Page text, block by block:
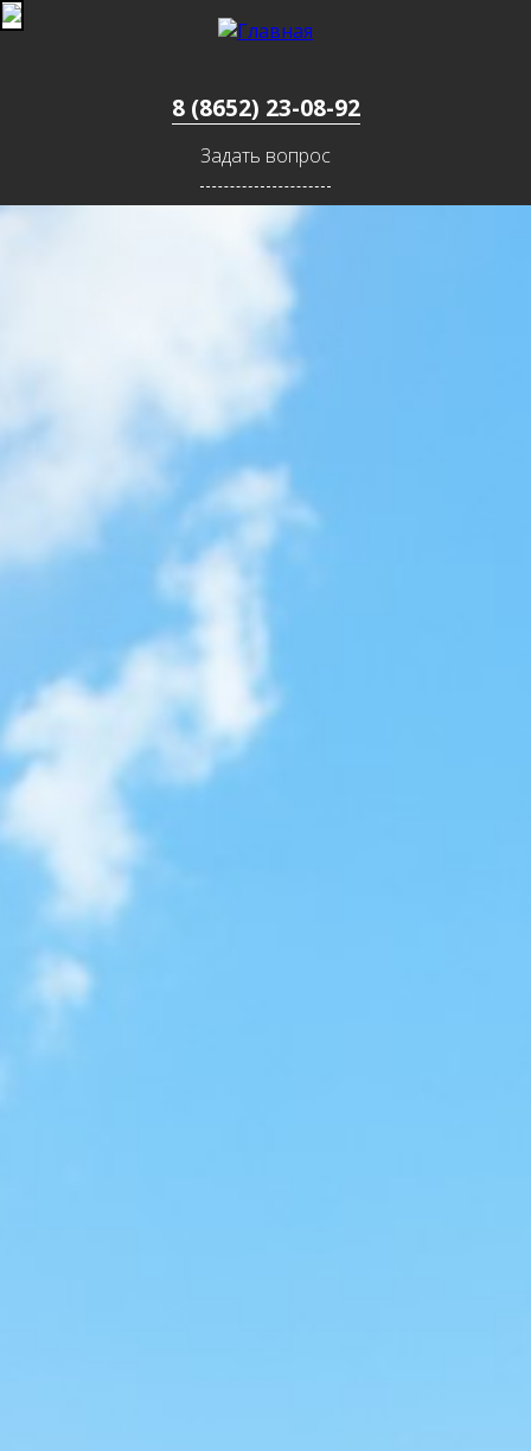
Jump to navigation
8 (8652) 23-08-92
Задать вопрос